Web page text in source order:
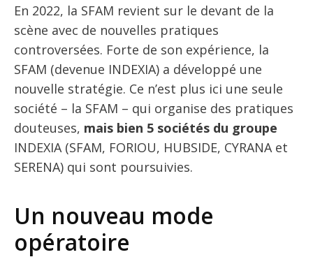
En 2022, la SFAM revient sur le devant de la
scène avec de nouvelles pratiques
controversées. Forte de son expérience, la
SFAM (devenue INDEXIA) a développé une
nouvelle stratégie. Ce n’est plus ici une seule
société – la SFAM – qui organise des pratiques
douteuses, mais bien 5 sociétés du groupe
INDEXIA (SFAM, FORIOU, HUBSIDE, CYRANA et
SERENA) qui sont poursuivies.
Un nouveau mode
opératoire